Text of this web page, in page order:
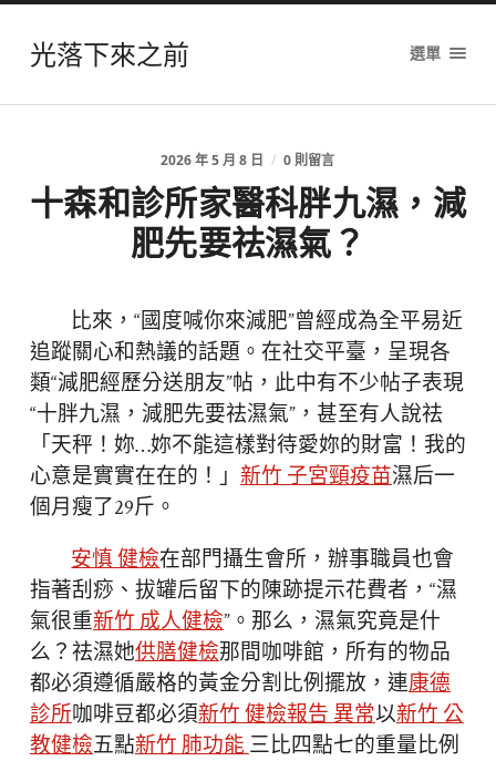
光落下來之前 選單
2026 年 5 月 8 日 / 0 則留言
十森和診所家醫科胖九濕，減
肥先要祛濕氣？
比來，“國度喊你來減肥”曾經成為全平易近
追蹤關心和熱議的話題。在社交平臺，呈現各
類“減肥經歷分送朋友”帖，此中有不少帖子表現
“十胖九濕，減肥先要祛濕氣”，甚至有人說祛
「天秤！妳…妳不能這樣對待愛妳的財富！我的
心意是實實在在的！」新竹 子宮頸疫苗濕后一
個月瘦了29斤。
安慎 健檢在部門攝生會所，辦事職員也會
指著刮痧、拔罐后留下的陳跡提示花費者，“濕
氣很重新竹 成人健檢”。那么，濕氣究竟是什
么？祛濕她供膳健檢那間咖啡館，所有的物品
都必須遵循嚴格的黃金分割比例擺放，連康德
診所咖啡豆都必須新竹 健檢報告 異常以新竹 公
教健檢五點新竹 肺功能 三比四點七的重量比例